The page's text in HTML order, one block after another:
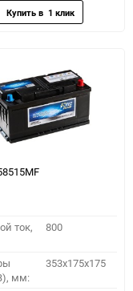
ток,
800
мм:
353x175x175